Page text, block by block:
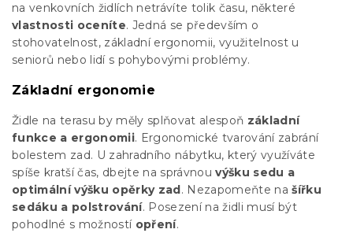
na venkovních židlích netrávíte tolik času, některé
vlastnosti oceníte. Jedná se především o
stohovatelnost, základní ergonomii, využitelnost u
seniorů nebo lidí s pohybovými problémy.
Základní ergonomie
Židle na terasu by měly splňovat alespoň základní
funkce a ergonomii. Ergonomické tvarování zabrání
bolestem zad. U zahradního nábytku, který využíváte
spíše kratší čas, dbejte na správnouvýšku sedu a
optimální výšku opěrky zad . Nezapomeňte našířku
sedáku a polstrování. Posezení na židli musí být
pohodlné s možností opření.